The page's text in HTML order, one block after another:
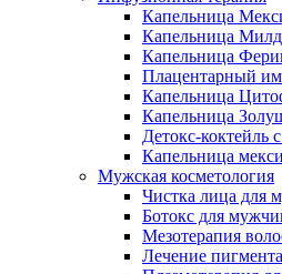
Капельница
Капельница
Капельница
Плацентарный
Капельница
Капельница
Детокс-коктейль
Капельница
Мужская косметология
Чистка лица для
Ботокс для
Мезотерапия
Лечение